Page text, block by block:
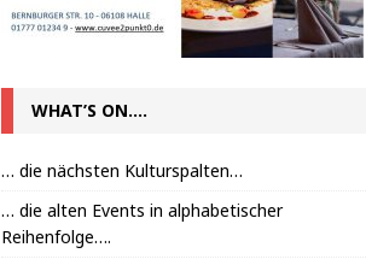
WHAT’S ON….
… die nächsten Kulturspalten…
… die alten Events in alphabetischer
Reihenfolge….